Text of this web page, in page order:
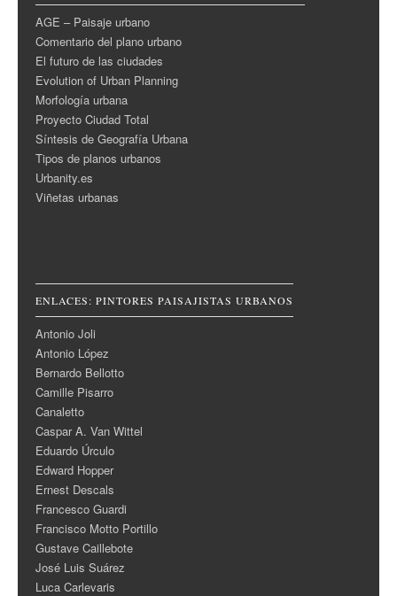
AGE – Paisaje urbano
Comentario del plano urbano
El futuro de las ciudades
Evolution of Urban Planning
Morfología urbana
Proyecto Ciudad Total
Síntesis de Geografía Urbana
Tipos de planos urbanos
Urbanity.es
Viñetas urbanas
ENLACES: PINTORES PAISAJISTAS URBANOS
Antonio Joli
Antonio López
Bernardo Bellotto
Camille Pisarro
Canaletto
Caspar A. Van Wittel
Eduardo Úrculo
Edward Hopper
Ernest Descals
Francesco Guardi
Francisco Motto Portillo
Gustave Caillebote
José Luis Suárez
Luca Carlevaris